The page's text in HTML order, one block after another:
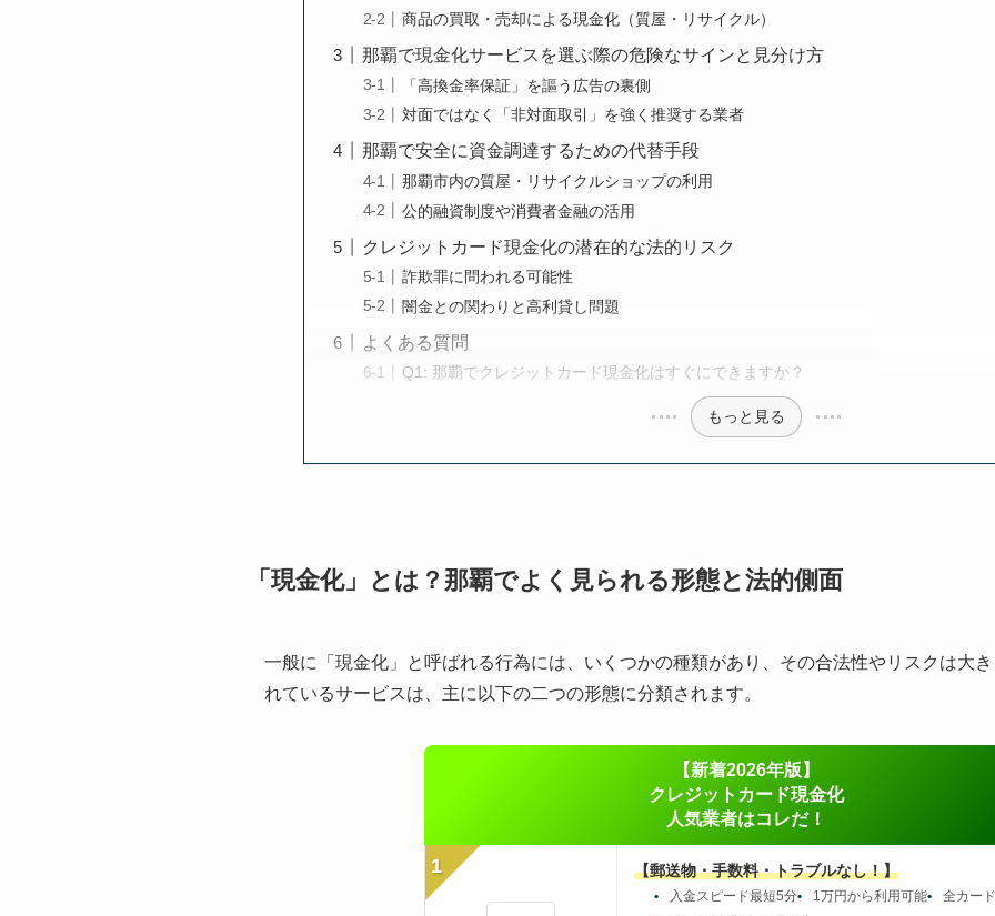
商品の買取・売却による現金化（質屋・リサイクル）
那覇で現金化サービスを選ぶ際の危険なサインと見分け方
「高換金率保証」を謳う広告の裏側
対面ではなく「非対面取引」を強く推奨する業者
那覇で安全に資金調達するための代替手段
那覇市内の質屋・リサイクルショップの利用
公的融資制度や消費者金融の活用
クレジットカード現金化の潜在的な法的リスク
詐欺罪に問われる可能性
闇金との関わりと高利貸し問題
よくある質問
Q1: 那覇でクレジットカード現金化はすぐにできますか？
もっと見る
「現金化」とは？那覇でよく見られる形態と法的側面
一般に「現金化」と呼ばれる行為には、いくつかの種類があり、その合法性やリスクは大
れているサービスは、主に以下の二つの形態に分類されます。
【新着2026年版】
クレジットカード現金化
人気業者はコレだ！
1 【郵送物・手数料・トラブルなし！】
入金スピード最短5分 1万円から利用可能
全カー